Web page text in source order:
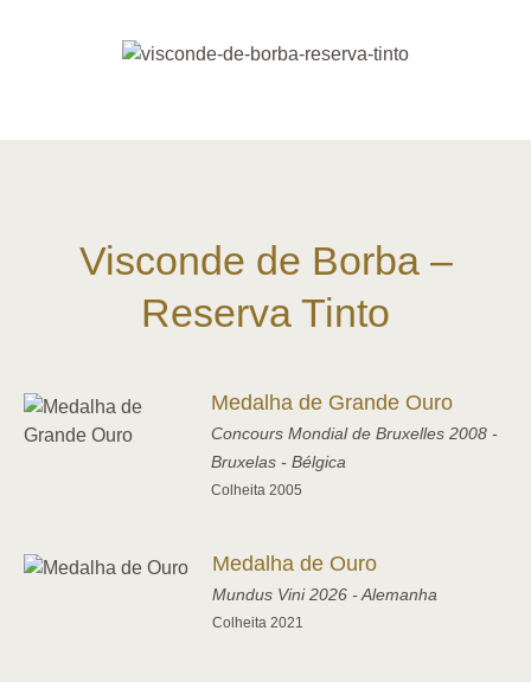
Visconde de Borba –
Reserva Tinto
Medalha de Grande Ouro
Concours Mondial de Bruxelles 2008 -
Bruxelas - Bélgica
Colheita 2005
Medalha de Ouro
Mundus Vini 2026 - Alemanha
Colheita 2021